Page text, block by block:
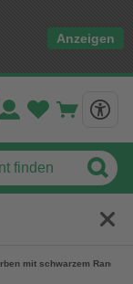
Anzeigen
mit schwarzem Rand,